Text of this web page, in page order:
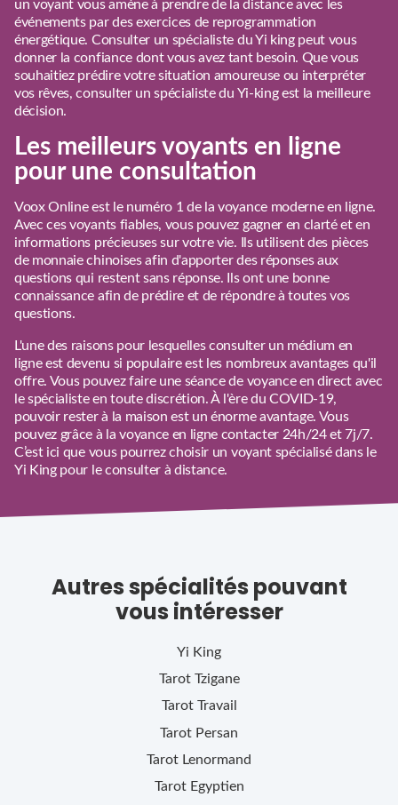
un voyant vous amène à prendre de la distance avec les
événements par des exercices de reprogrammation
énergétique. Consulter un spécialiste du Yi king peut vous
donner la confiance dont vous avez tant besoin. Que vous
souhaitiez prédire votre situation amoureuse ou interpréter
vos rêves, consulter un spécialiste du Yi-king est la meilleure
décision.
Les meilleurs voyants en ligne
pour une consultation
Voox Online est le numéro 1 de la voyance moderne en ligne.
Avec ces voyants fiables, vous pouvez gagner en clarté et en
informations précieuses sur votre vie. Ils utilisent des pièces
de monnaie chinoises afin d'apporter des réponses aux
questions qui restent sans réponse. Ils ont une bonne
connaissance afin de prédire et de répondre à toutes vos
questions.
L'une des raisons pour lesquelles consulter un médium en
ligne est devenu si populaire est les nombreux avantages qu'il
offre. Vous pouvez faire une séance de voyance en direct avec
le spécialiste en toute discrétion. À l'ère du COVID-19,
pouvoir rester à la maison est un énorme avantage. Vous
pouvez grâce à la voyance en ligne contacter 24h/24 et 7j/7.
C’est ici que vous pourrez choisir un voyant spécialisé dans le
Yi King pour le consulter à distance.
Autres spécialités pouvant
vous intéresser
Yi King
Tarot Tzigane
Tarot Travail
Tarot Persan
Tarot Lenormand
Tarot Egyptien